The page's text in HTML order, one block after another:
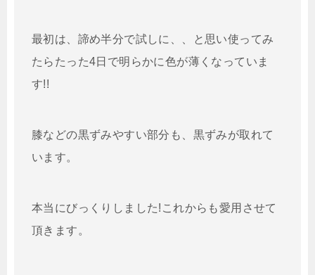
最初は、諦め半分で試しに、、と思い使ってみ
たらたった4日で明らかに色が薄くなっていま
す!!
膝などの黒ずみやすい部分も、黒ずみが取れて
います。
本当にびっくりしました!これからも愛用させて
頂きます。